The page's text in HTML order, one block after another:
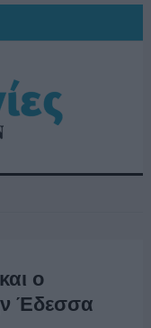
ο
Έδεσσα